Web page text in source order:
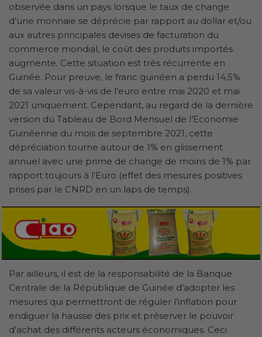
observée dans un pays lorsque le taux de change
d’une monnaie se déprécie par rapport au dollar et/ou
aux autres principales devises de facturation du
commerce mondial, le coût des produits importés
augmente. Cette situation est très récurrente en
Guinée. Pour preuve, le franc guinéen a perdu 14,5%
de sa valeur vis-à-vis de l’euro entre mai 2020 et mai
2021 uniquement. Cependant, au regard de la dernière
version du Tableau de Bord Mensuel de l’Economie
Guinéenne du mois de septembre 2021, cette
dépréciation tourne autour de 1% en glissement
annuel avec une prime de change de moins de 1% par
rapport toujours à l’Euro (effet des mesures positives
prises par le CNRD en un laps de temps).
Par ailleurs, il est de la responsabilité de la Banque
Centrale de la République de Guinée d’adopter les
mesures qui permettront de réguler l’inflation pour
endiguer la hausse des prix et préserver le pouvoir
d’achat des différents acteurs économiques. Ceci